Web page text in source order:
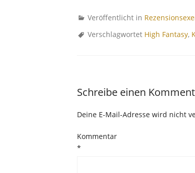
Veröffentlicht in
Verschlagwortet High Fantasy,
Schreibe einen
Deine E-Mail-Adresse wird nicht
Kommentar
*